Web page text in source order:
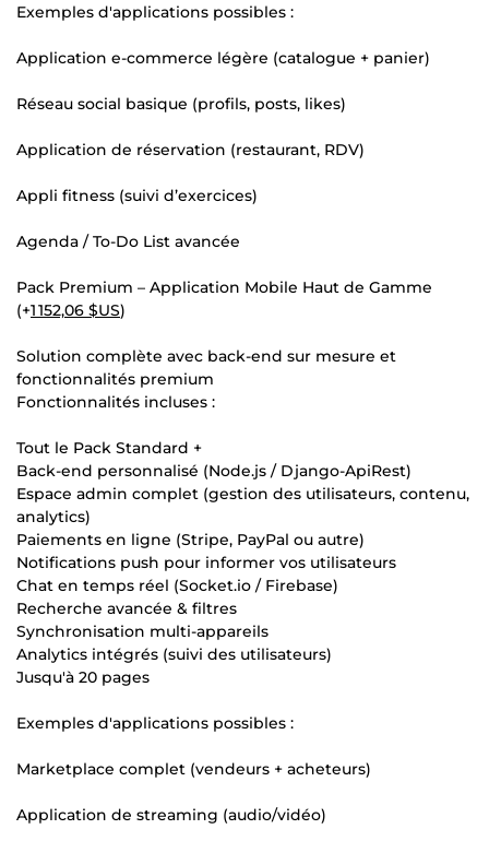
Exemples d'applications possibles :
Application e-commerce légère (catalogue + panier)
Réseau social basique (profils, posts, likes)
Application de réservation (restaurant, RDV)
Appli fitness (suivi d’exercices)
Agenda / To-Do List avancée
Pack Premium – Application Mobile Haut de Gamme
(+1 152,06 $US)
Solution complète avec back-end sur mesure et
fonctionnalités premium
Fonctionnalités incluses :
Tout le Pack Standard +
Back-end personnalisé (Node.js / Django-ApiRest)
Espace admin complet (gestion des utilisateurs, contenu,
analytics)
Paiements en ligne (Stripe, PayPal ou autre)
Notifications push pour informer vos utilisateurs
Chat en temps réel (Socket.io / Firebase)
Recherche avancée & filtres
Synchronisation multi-appareils
Analytics intégrés (suivi des utilisateurs)
Jusqu'à 20 pages
Exemples d'applications possibles :
Marketplace complet (vendeurs + acheteurs)
Application de streaming (audio/vidéo)